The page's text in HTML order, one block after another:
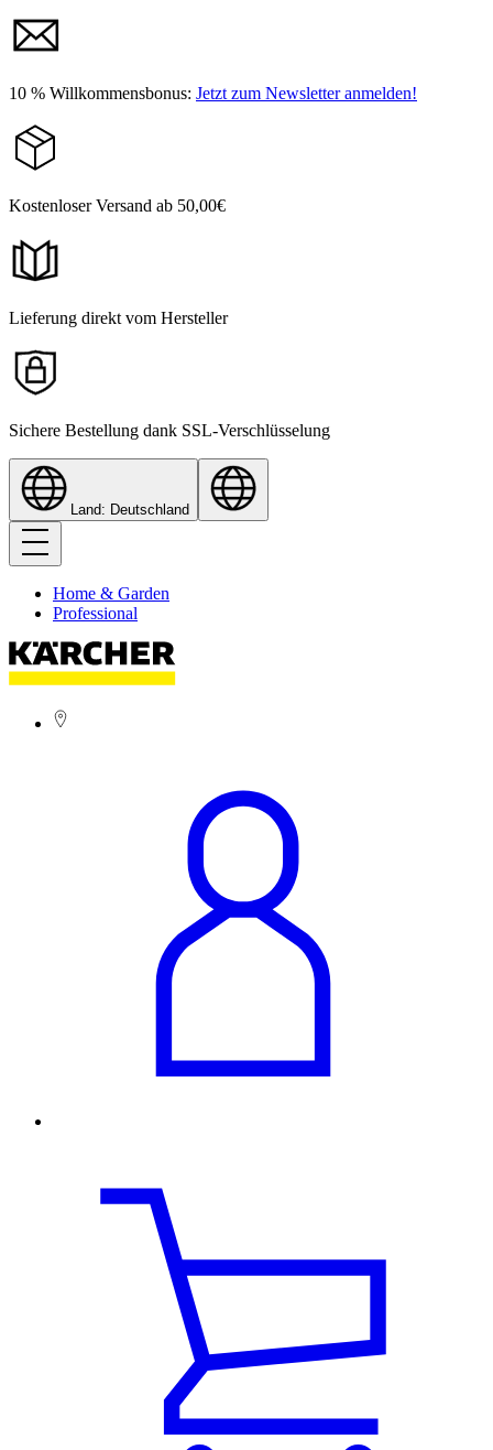
10 % Willkommensbonus: Jetzt zum Newsletter anmelden!
Kostenloser Versand ab 50,00€
Lieferung direkt vom Hersteller
Sichere Bestellung dank SSL-Verschlüsselung
Land: Deutschland
Home & Garden
Professional